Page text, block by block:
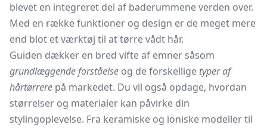
blevet en integreret del af baderummene verden over.
Med en række funktioner og design er de meget mere
end blot et værktøj til at tørre vådt hår.
Guiden dækker en bred vifte af emner såsom
grundlæggende forståelse og de forskellige typer af
hårtørrere på markedet. Du vil også opdage, hvordan
størrelser og materialer kan påvirke din
stylingoplevelse. Fra keramiske og ioniske modeller til